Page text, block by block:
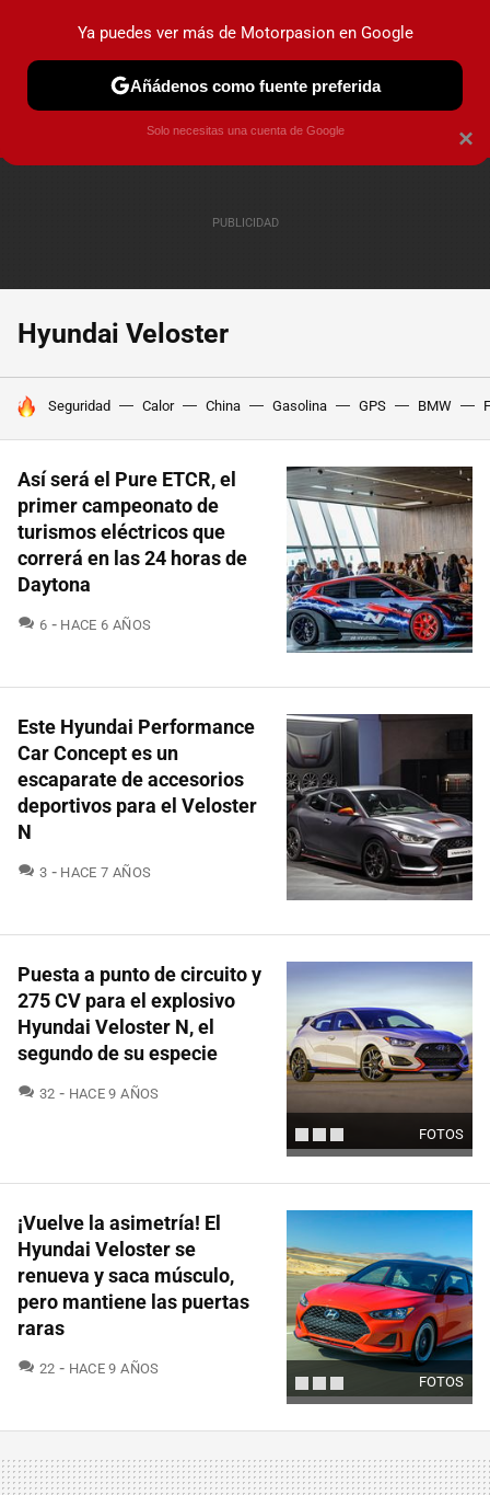
PRUEBAS COCHES ELÉCTRICOS OBSERVATORIO
Hyundai Veloster
HOY SE HABLA DE
Seguridad Calor China Gasolina GPS BMW
Así será el Pure ETCR, el
primer campeonato de
turismos eléctricos que
correrá en las 24 horas de
Daytona
6 COMENTARIOS
HACE 6 AÑOS
Este Hyundai Performance
Car Concept es un
escaparate de accesorios
deportivos para el Veloster
N
3 COMENTARIOS
HACE 7 AÑOS
FOTOS
Puesta a punto de circuito y
275 CV para el explosivo
Hyundai Veloster N, el
segundo de su especie
32 COMENTARIOS
HACE 9 AÑOS
FOTOS
¡Vuelve la asimetría! El
Hyundai Veloster se
renueva y saca músculo,
pero mantiene las puertas
raras
22 COMENTARIOS
HACE 9 AÑOS
×
Ya puedes ver más de Motorpasion en Google
Añádenos como fuente preferida
Solo necesitas una cuenta de Google